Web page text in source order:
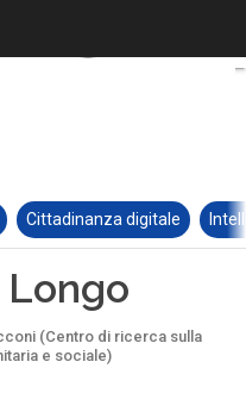
Cittadinanza digitale
Longo
(Centro di ricerca sulla
e sociale)